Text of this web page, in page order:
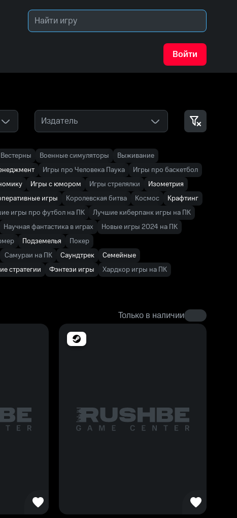
Войти
Издатель
Вестерны Военные симуляторы
Выживание
Игры про Человека Паука
Игры про баскетбол
Игры с юмором Игры стрелялки
Изометрия
игры Королевская битва Космос
Крафтинг
игры про футбол на ПК
Лучшие киберпанк игры на ПК
Научная фантастика в играх
Новые игры 2024 на ПК
Подземелья
Покер
Самураи на ПК Саундтрек
Семейные
стратегии Фэнтези игры
Хардкор игры на ПК
Только в наличии